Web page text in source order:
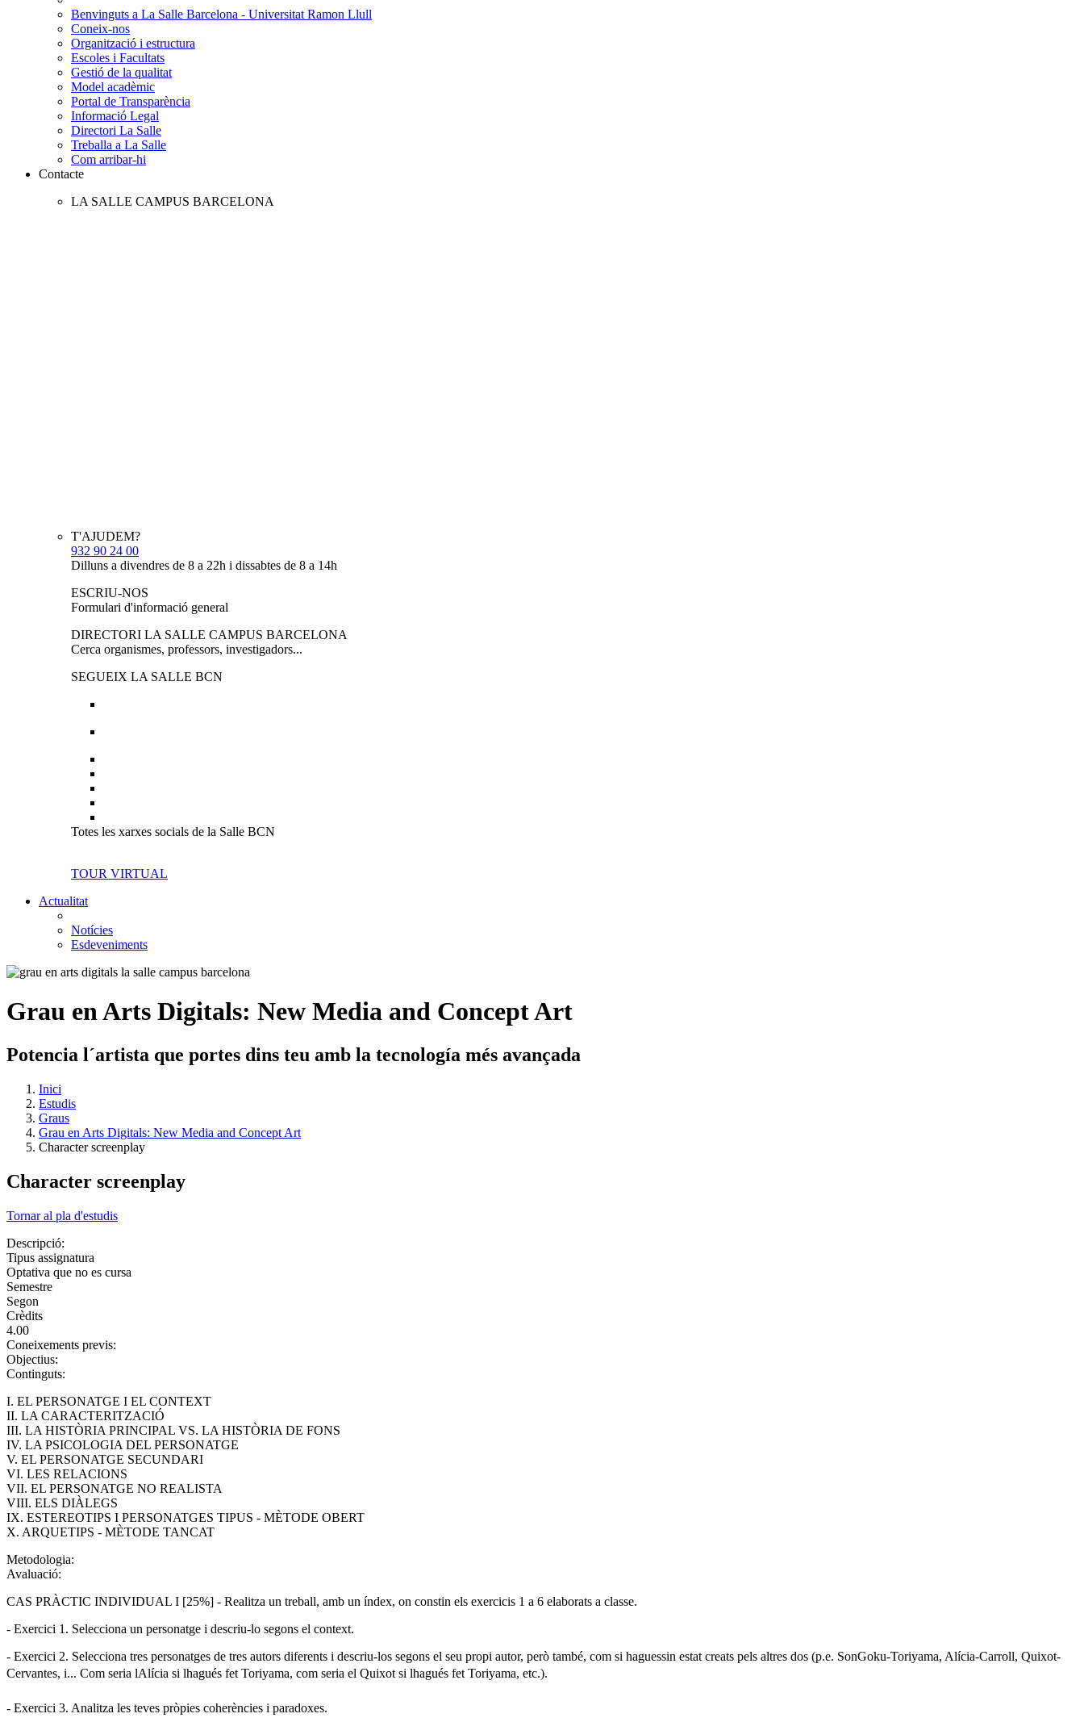
Benvinguts a La Salle Barcelona - Universitat Ramon Llull
Coneix-nos
Organització i estructura
Escoles i Facultats
Gestió de la qualitat
Model acadèmic
Portal de Transparència
Informació Legal
Directori La Salle
Treballa a La Salle
Com arribar-hi
Contacte
LA SALLE CAMPUS BARCELONA
T'AJUDEM?
932 90 24 00
Dilluns a divendres de 8 a 22h i dissabtes de 8 a 14h
ESCRIU-NOS
Formulari d'informació general
DIRECTORI LA SALLE CAMPUS BARCELONA
Cerca organismes, professors, investigadors...
SEGUEIX LA SALLE BCN
Totes les xarxes socials de la Salle BCN
TOUR VIRTUAL
Actualitat
Notícies
Esdeveniments
Grau en Arts Digitals: New Media and Concept Art
Potencia l´artista que portes dins teu amb la tecnología més avançada
Inici
Estudis
Graus
Grau en Arts Digitals: New Media and Concept Art
Character screenplay
Character screenplay
Tornar al pla d'estudis
Descripció:
Tipus assignatura
Optativa que no es cursa
Semestre
Segon
Crèdits
4.00
Coneixements previs:
Objectius:
Continguts:
I. EL PERSONATGE I EL CONTEXT
II. LA CARACTERITZACIÓ
III. LA HISTÒRIA PRINCIPAL VS. LA HISTÒRIA DE FONS
IV. LA PSICOLOGIA DEL PERSONATGE
V. EL PERSONATGE SECUNDARI
VI. LES RELACIONS
VII. EL PERSONATGE NO REALISTA
VIII. ELS DIÀLEGS
IX. ESTEREOTIPS I PERSONATGES TIPUS - MÈTODE OBERT
X. ARQUETIPS - MÈTODE TANCAT
Metodologia:
Avaluació:
CAS PRÀCTIC INDIVIDUAL I [25%] - Realitza un treball, amb un índex, on constin els exercicis 1 a 6 elaborats a classe.
- Exercici 1. Selecciona un personatge i descriu-lo segons el context.
- Exercici 2. Selecciona tres personatges de tres autors diferents i descriu-los segons el seu propi autor, però també, com si haguessin estat creats pels altres dos (p.e. SonGoku-Toriyama, Alícia-Carroll, Quixot-
Cervantes, i... Com seria lAlícia si lhagués fet Toriyama, com seria el Quixot si lhagués fet Toriyama, etc.).
- Exercici 3. Analitza les teves pròpies coherències i paradoxes.